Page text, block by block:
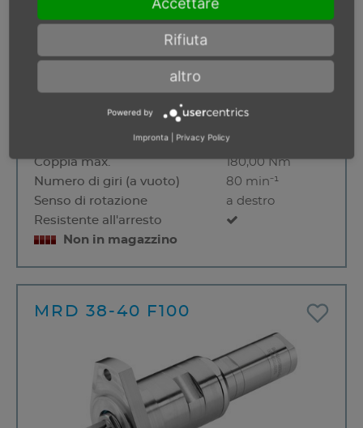
Numero di giri sotto carico
Coppia sotto carico
90,00 Nm
Coppia max.
180,00 Nm
Numero di giri (a vuoto)
80 min⁻¹
Senso di rotazione
a destro
Resistente all'arresto
Non in magazzino
MRD 38-40 F100
Rifiuta
altro
Powered by
Impronta Privacy Policy